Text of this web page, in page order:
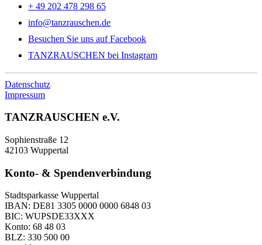
+ 49 202 478 298 65
info@tanzrauschen.de
Besuchen Sie uns auf Facebook
TANZRAUSCHEN bei Instagram
Datenschutz
Impressum
TANZRAUSCHEN e.V.
Sophienstraße 12
42103 Wuppertal
Konto- & Spendenverbindung
Stadtsparkasse Wuppertal
IBAN: DE81 3305 0000 0000 6848 03
BIC: WUPSDE33XXX
Konto: 68 48 03
BLZ: 330 500 00